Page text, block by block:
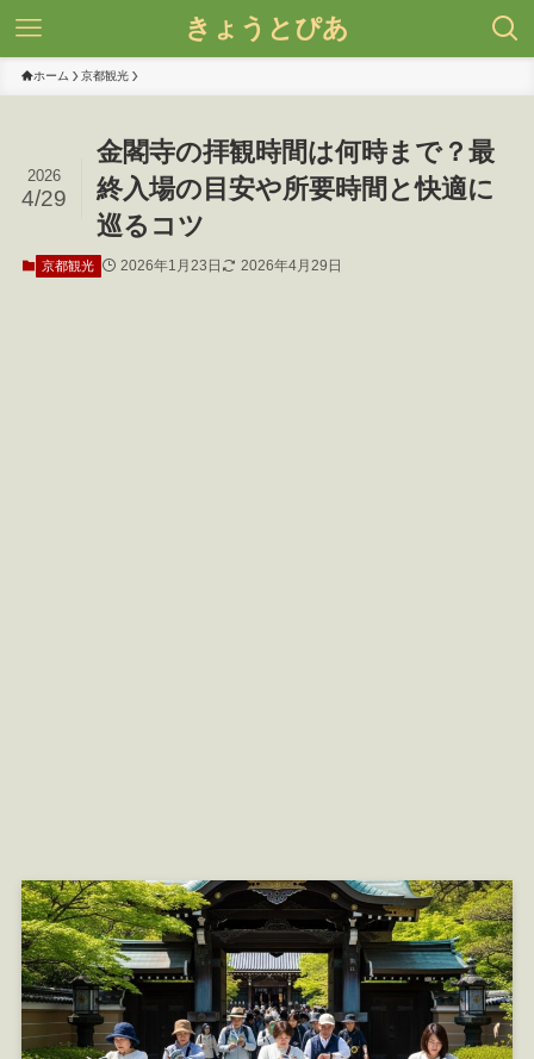
きょうとぴあ
ホーム 京都観光
金閣寺の拝観時間は何時まで？最
終入場の目安や所要時間と快適に
巡るコツ
2026
4/29
京都観光 2026年1月23日 2026年4月29日